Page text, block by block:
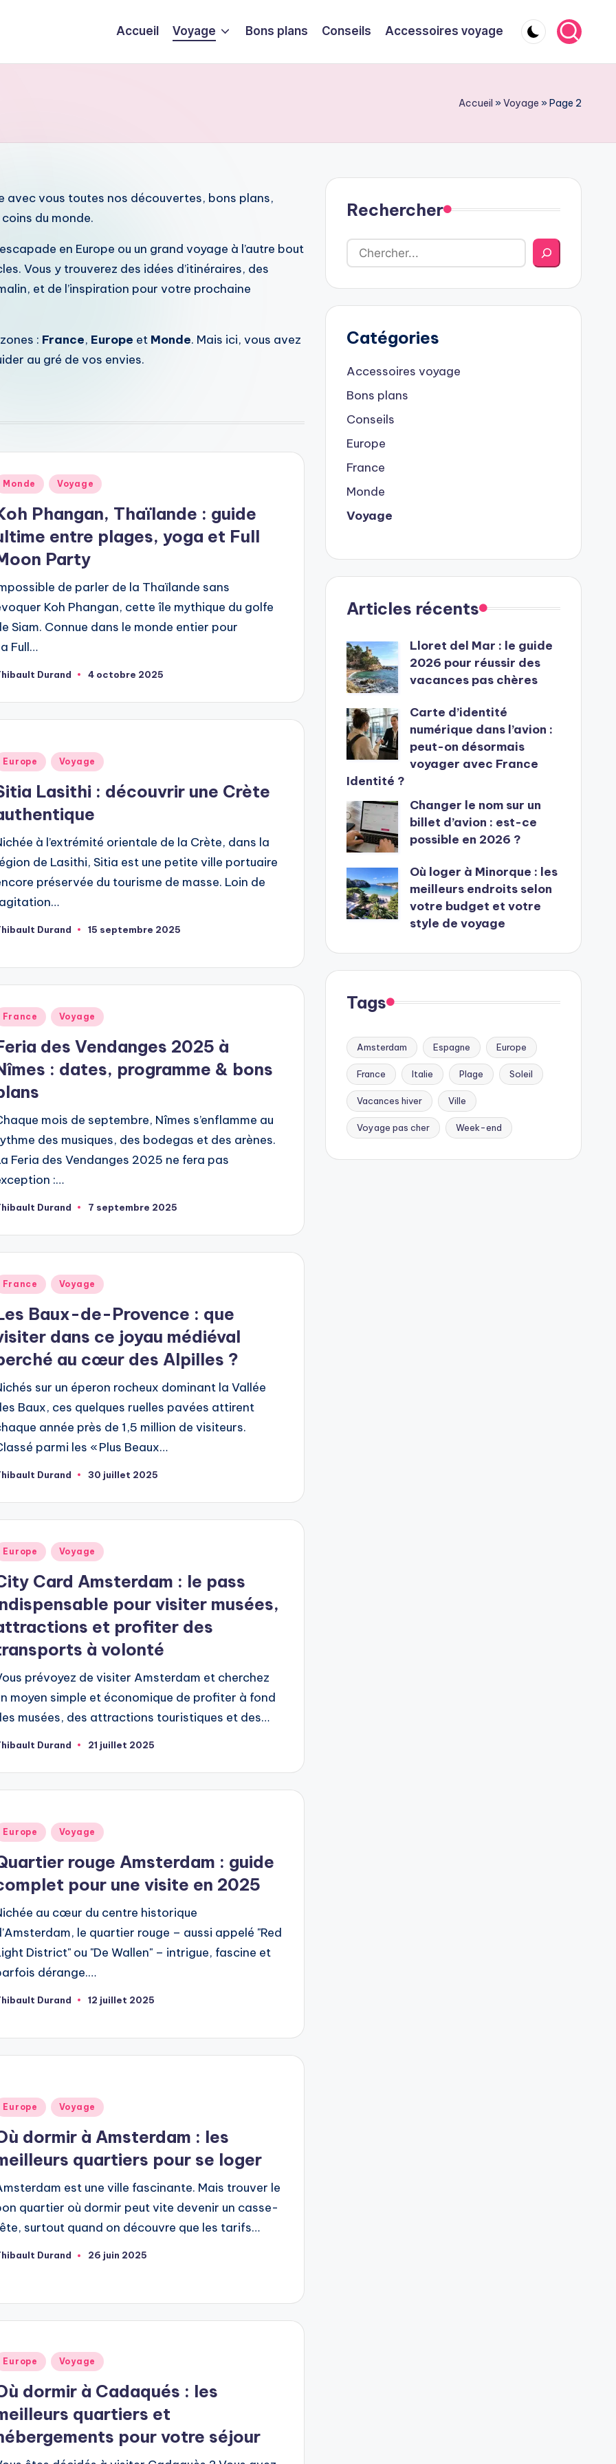
Accueil Voyage Bons plans Conseils Accessoires voyage
Accueil »Voyage »Page 2
avec vous toutes nos découvertes, bons plans,
du monde.
en Europe ou un grand voyage à l’autre bout
Vous y trouverez des idées d’itinéraires, des
et de l’inspiration pour votre prochaine
: France, Europe et Monde. Mais ici, vous avez
au gré de vos envies.
Monde Voyage
Phangan, Thaïlande : guide
entre plages, yoga et Full
Party
de parler de la Thaïlande sans
Koh Phangan, cette île mythique du golfe
Siam. Connue dans le monde entier pour
Full…
Durand 4 octobre 2025
Europe Voyage
Lasithi : découvrir une Crète
à l’extrémité orientale de la Crète, dans la
de Lasithi, Sitia est une petite ville portuaire
préservée du tourisme de masse. Loin de
Durand 15 septembre 2025
France Voyage
des Vendanges 2025 à
: dates, programme & bons
mois de septembre, Nîmes s’enflamme au
des musiques, des bodegas et des arènes.
Feria des Vendanges 2025 ne fera pas
:…
Durand 7 septembre 2025
France Voyage
Baux-de-Provence : que
dans ce joyau médiéval
au cœur des Alpilles ?
sur un éperon rocheux dominant la Vallée
Baux, ces quelques ruelles pavées attirent
année près de 1,5 million de visiteurs.
parmi les « Plus Beaux…
Durand 30 juillet 2025
Europe Voyage
Card Amsterdam : le pass
pour visiter musées,
et profiter des
à volonté
prévoyez de visiter Amsterdam et cherchez
moyen simple et économique de profiter à fond
musées, des attractions touristiques et des…
Durand 21 juillet 2025
Europe Voyage
rouge Amsterdam : guide
pour une visite en 2025
au cœur du centre historique
le quartier rouge – aussi appelé "Red
District" ou "De Wallen" – intrigue, fascine et
dérange.…
Durand 12 juillet 2025
Europe Voyage
dormir à Amsterdam : les
quartiers pour se loger
est une ville fascinante. Mais trouver le
quartier où dormir peut vite devenir un casse-
surtout quand on découvre que les tarifs…
Durand 26 juin 2025
Europe Voyage
dormir à Cadaqués : les
quartiers et
pour votre séjour
Rechercher
Catégories
Accessoires voyage
Bons plans
Conseils
Europe
France
Monde
Voyage
Articles récents
Lloret del Mar : le guide
2026 pour réussir des
vacances pas chères
Carte d’identité
numérique dans l’avion :
peut-on désormais
voyager avec France
Identité ?
Changer le nom sur un
billet d’avion : est-ce
possible en 2026 ?
Où loger à Minorque : les
meilleurs endroits selon
votre budget et votre
style de voyage
Tags
Amsterdam Espagne Europe
France Italie Plage Soleil
Vacances hiver Ville
Voyage pas cher Week-end